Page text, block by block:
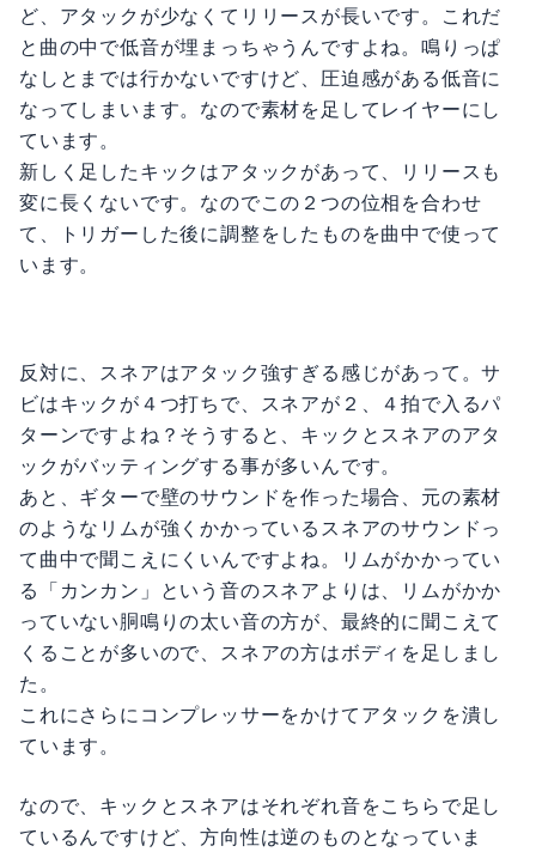
ど、アタックが少なくてリリースが長いです。これだ
と曲の中で低音が埋まっちゃうんですよね。鳴りっぱ
なしとまでは行かないですけど、圧迫感がある低音に
なってしまいます。なので素材を足してレイヤーにし
ています。
新しく足したキックはアタックがあって、リリースも
変に長くないです。なのでこの２つの位相を合わせ
て、トリガーした後に調整をしたものを曲中で使って
います。
反対に、スネアはアタック強すぎる感じがあって。サ
ビはキックが４つ打ちで、スネアが２、４拍で入るパ
ターンですよね？そうすると、キックとスネアのアタ
ックがバッティングする事が多いんです。
あと、ギターで壁のサウンドを作った場合、元の素材
のようなリムが強くかかっているスネアのサウンドっ
て曲中で聞こえにくいんですよね。リムがかかってい
る「カンカン」という音のスネアよりは、リムがかか
っていない胴鳴りの太い音の方が、最終的に聞こえて
くることが多いので、スネアの方はボディを足しまし
た。
これにさらにコンプレッサーをかけてアタックを潰し
ています。
なので、キックとスネアはそれぞれ音をこちらで足し
ているんですけど、方向性は逆のものとなっていま